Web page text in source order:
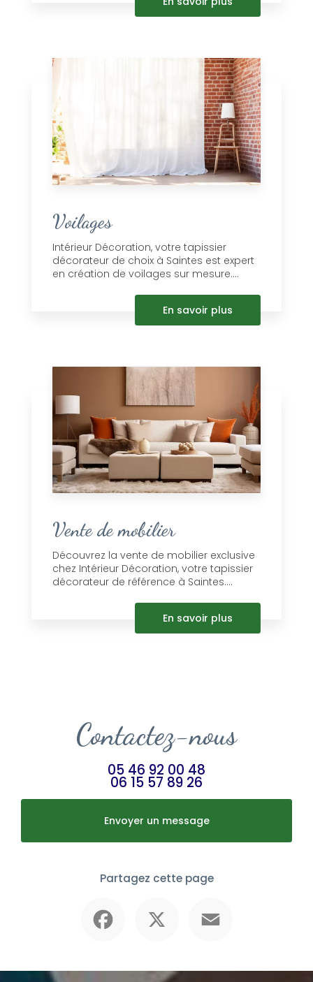
Voilages
Intérieur Décoration, votre tapissier
décorateur de choix à Saintes est expert
en création de voilages sur mesure....
En savoir plus
Vente de mobilier
Découvrez la vente de mobilier exclusive
chez Intérieur Décoration, votre tapissier
décorateur de référence à Saintes....
En savoir plus
Contactez-nous
05 46 92 00 48
06 15 57 89 26
Envoyer un message
Partagez cette page